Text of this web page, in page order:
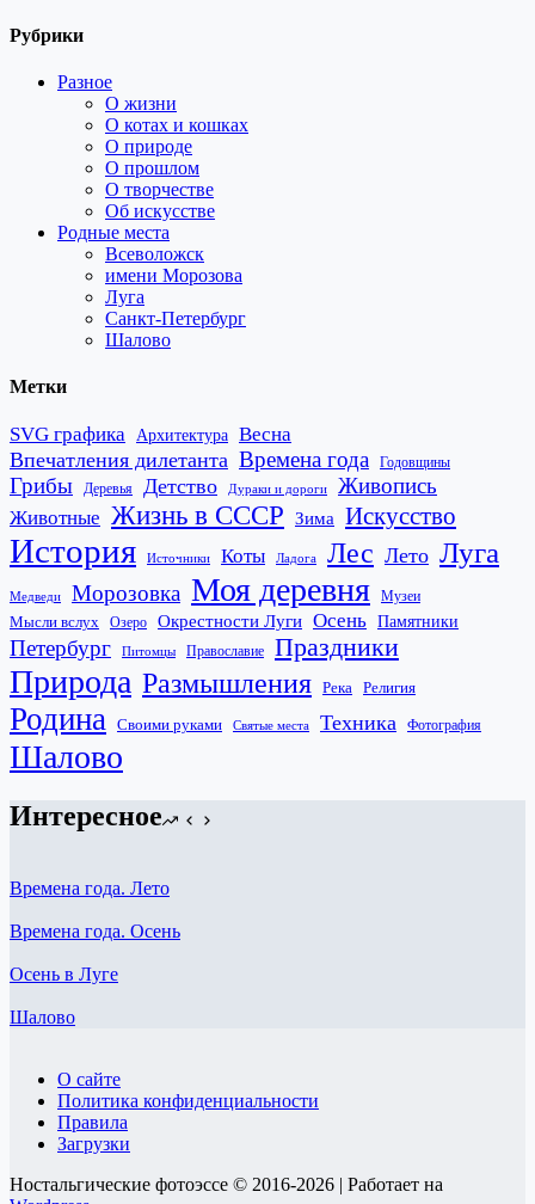
Рубрики
Разное
О жизни
О котах и кошках
О природе
О прошлом
О творчестве
Об искусстве
Родные места
Всеволожск
имени Морозова
Луга
Санкт-Петербург
Шалово
Метки
SVG графика Архитектура Весна
Впечатления дилетанта Времена года Годовщины
Грибы Деревья Детство Дураки и дороги Живопись
Животные Жизнь в СССР Зима Искусство
История Источники Коты Ладога Лес Лето Луга
Медведи Морозовка Моя деревня
Музеи
Мысли вслух
Озеро Окрестности Луги Осень Памятники
Петербург Питомцы Православие Праздники
Природа Размышления Река Религия
Родина Своими руками Святые места Техника Фотография
Шалово
Интересное
Времена года. Лето
Времена года. Осень
Осень в Луге
Шалово
О сайте
Политика конфиденциальности
Правила
Загрузки
Ностальгические фотоэссе © 2016-2026 | Работает на